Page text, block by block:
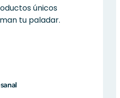
únicos
tu paladar.